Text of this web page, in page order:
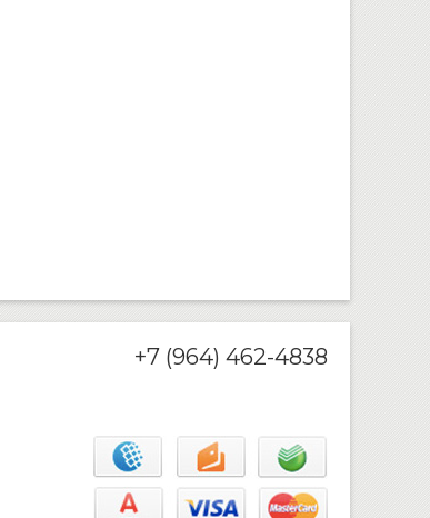
+7 (964) 462-4838